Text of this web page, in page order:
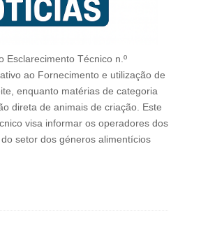
Esclarecimento Técnico n.º
ao Fornecimento e utilização de
enquanto matérias de categoria
direta de animais de criação. Este
visa informar os operadores dos
setor dos géneros alimentícios